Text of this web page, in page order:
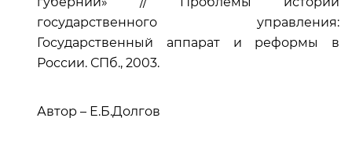
государственного управления:
Государственный аппарат и реформы в
России. СПб., 2003.
Автор – Е.Б.Долгов